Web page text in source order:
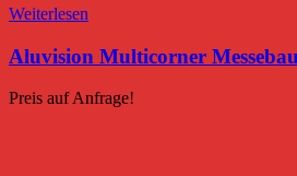
Weiterlesen
Aluvision Multicorner
Preis auf Anfrage!